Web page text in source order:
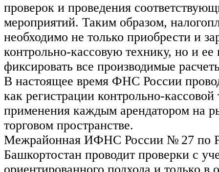
проверок и проведения
мероприятий. Таким образом,
необходимо не только приобрести и
контрольно-кассовую технику, но и ее
фиксировать все производимые
В настоящее время ФНС России
как регистрации контрольно-
применения каждым арендатором на
торговом пространстве.
Межрайонная ИФНС России № 27 по
Башкортостан проводит проверки с